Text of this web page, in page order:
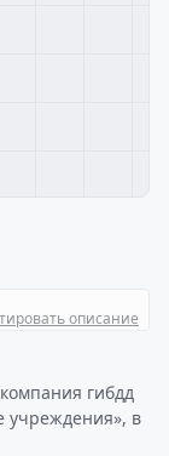
описание
гибдд
учреждения», в